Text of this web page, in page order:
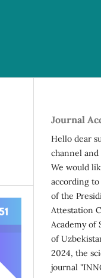
Journal
Hello dear
channel and
We would
according
of the
Attestation
Academy of
of
2024, the
journal